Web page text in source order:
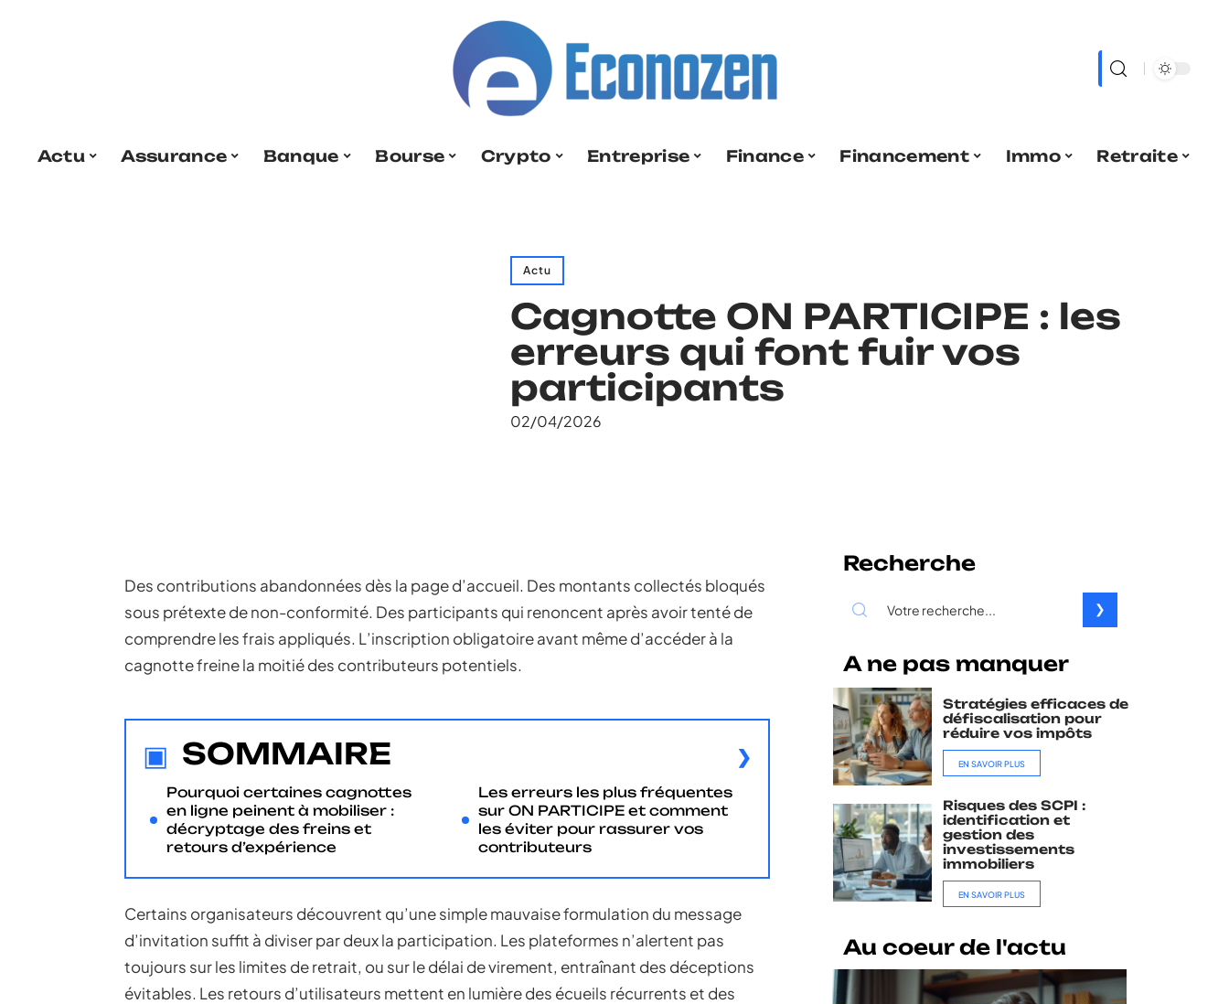
Actu Assurance Banque Bourse Crypto Entreprise Finance Financement Immo Retraite
Actu
Cagnotte ON PARTICIPE : les
erreurs qui font fuir vos
participants
02/04/2026
Des contributions abandonnées dès la page d’accueil. Des montants collectés bloqués
sous prétexte de non-conformité. Des participants qui renoncent après avoir tenté de
comprendre les frais appliqués. L’inscription obligatoire avant même d’accéder à la
cagnotte freine la moitié des contributeurs potentiels.
SOMMAIRE
Pourquoi certaines cagnottes
en ligne peinent à mobiliser :
décryptage des freins et
retours d’expérience
Les erreurs les plus fréquentes
sur ON PARTICIPE et comment
les éviter pour rassurer vos
contributeurs
Certains organisateurs découvrent qu’une simple mauvaise formulation du message
d’invitation suffit à diviser par deux la participation. Les plateformes n’alertent pas
toujours sur les limites de retrait, ou sur le délai de virement, entraînant des déceptions
évitables. Les retours d’utilisateurs mettent en lumière des écueils récurrents et des
Recherche
A ne pas manquer
Stratégies efficaces de
défiscalisation pour
réduire vos impôts
EN SAVOIR PLUS
Risques des SCPI :
identification et
gestion des
investissements
immobiliers
EN SAVOIR PLUS
Au coeur de l'actu